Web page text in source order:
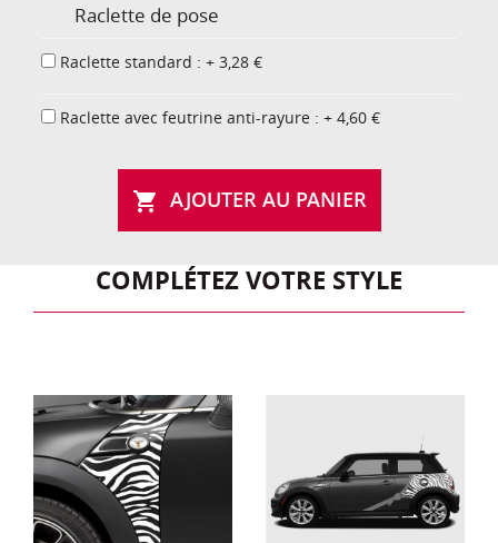
Raclette de pose
Raclette standard : + 3,28 €
Raclette avec feutrine anti-rayure : + 4,60 €
 AJOUTER AU PANIER
COMPLÉTEZ VOTRE STYLE